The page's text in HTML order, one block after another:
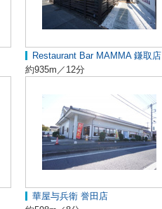
Restaurant Bar MAMMA 鎌取店
約935m／12分
華屋与兵衛 誉田店